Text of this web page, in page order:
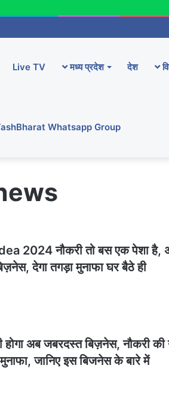
Live TV मध्य प्रदेश देश
Whatsapp Group
2024 नौकरी तो बस एक पेशा है,
देगा तगड़ा मुनाफा घर बैठे ही
अब जबरदस्त बिज़नेस, नौकरी की
जानिए इस बिजनेस के बारे में